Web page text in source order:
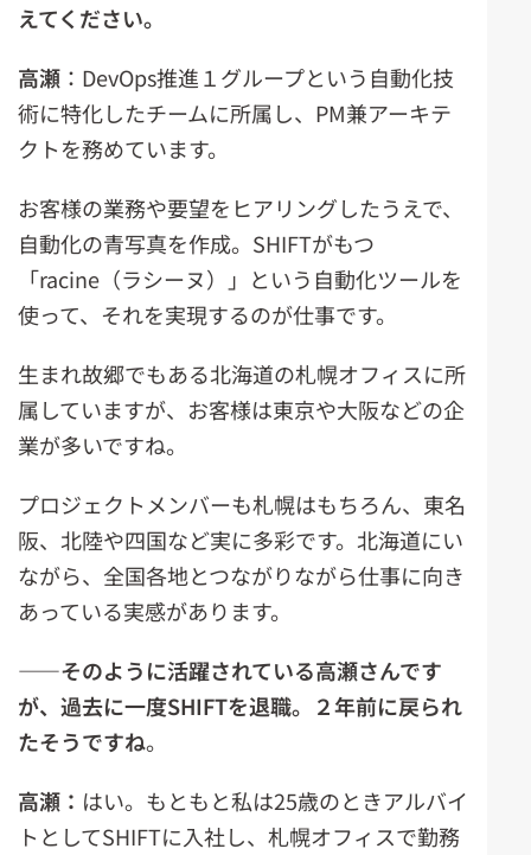
えてください。
高瀬 ：DevOps推進１グループという自動化技
術に特化したチームに所属し、PM兼アーキテ
クトを務めています。
お客様の業務や要望をヒアリングしたうえで、
自動化の青写真を作成。SHIFTがもつ
「racine（ラシーヌ）」という自動化ツールを
使って、それを実現するのが仕事です。
生まれ故郷でもある北海道の札幌オフィスに所
属していますが、お客様は東京や大阪などの企
業が多いですね。
プロジェクトメンバーも札幌はもちろん、東名
阪、北陸や四国など実に多彩です。北海道にい
ながら、全国各地とつながりながら仕事に向き
あっている実感があります。
――そのように活躍されている高瀬さんです
が、過去に一度SHIFTを退職。２年前に戻られ
たそうですね。
高瀬： はい。もともと私は25歳のときアルバイ
トとしてSHIFTに入社し、札幌オフィスで勤務